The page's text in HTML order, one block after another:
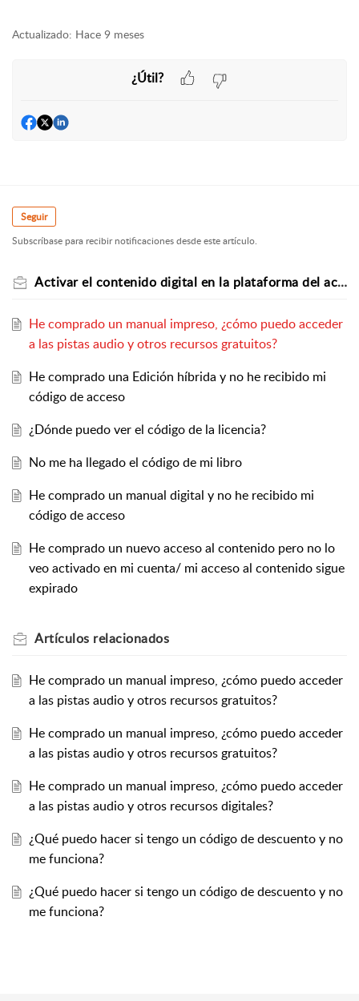
Actualizado: Hace 9 meses
¿Útil?
Seguir
Subscríbase para recibir notificaciones desde este artículo.
Activar el contenido digital en la plataforma del acceso comprado
He comprado un manual impreso, ¿cómo puedo acceder
a las pistas audio y otros recursos gratuitos?
He comprado una Edición híbrida y no he recibido mi
código de acceso
¿Dónde puedo ver el código de la licencia?
No me ha llegado el código de mi libro
He comprado un manual digital y no he recibido mi
código de acceso
He comprado un nuevo acceso al contenido pero no lo
veo activado en mi cuenta/ mi acceso al contenido sigue
expirado
Artículos relacionados
He comprado un manual impreso, ¿cómo puedo acceder
a las pistas audio y otros recursos gratuitos?
He comprado un manual impreso, ¿cómo puedo acceder
a las pistas audio y otros recursos gratuitos?
He comprado un manual impreso, ¿cómo puedo acceder
a las pistas audio y otros recursos digitales?
¿Qué puedo hacer si tengo un código de descuento y no
me funciona?
¿Qué puedo hacer si tengo un código de descuento y no
me funciona?